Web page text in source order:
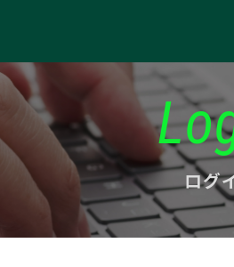
ログ